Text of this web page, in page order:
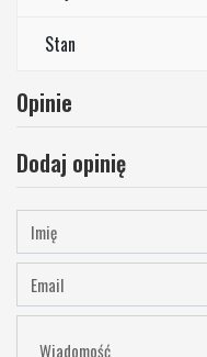
Stan
Opinie
Dodaj opinię